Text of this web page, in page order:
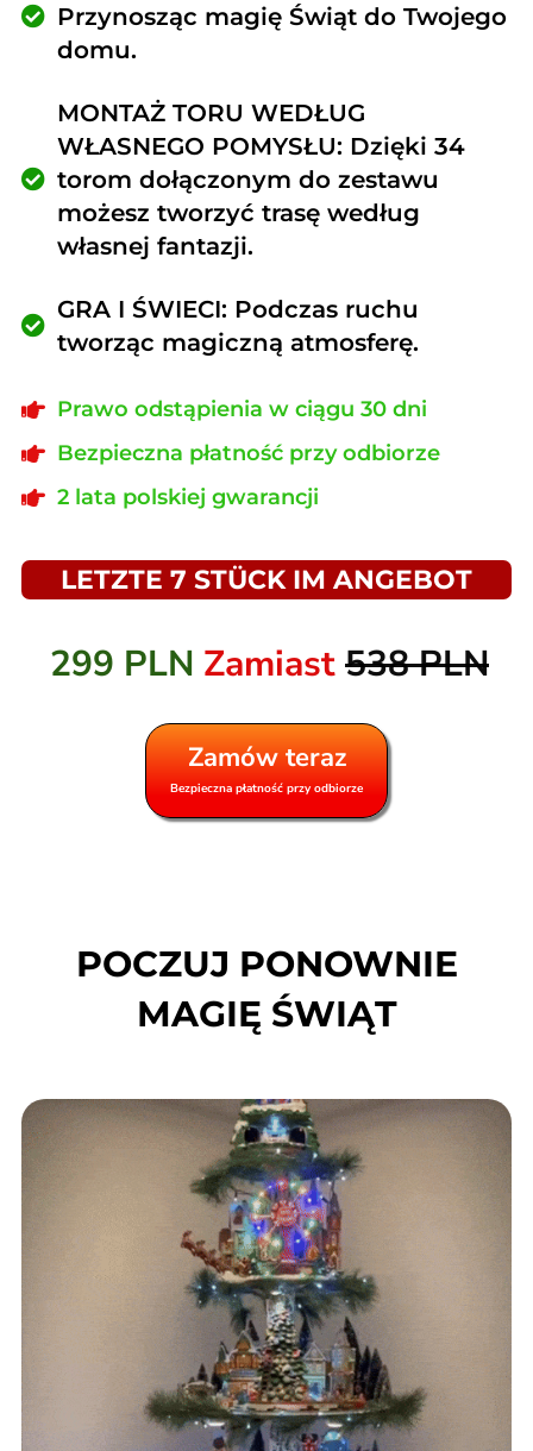
Przynosząc magię Świąt do Twojego
domu.
MONTAŻ TORU WEDŁUG
WŁASNEGO POMYSŁU: Dzięki 34
torom dołączonym do zestawu
możesz tworzyć trasę według
własnej fantazji.
GRA I ŚWIECI: Podczas ruchu
tworząc magiczną atmosferę.
Prawo odstąpienia w ciągu 30 dni
Bezpieczna płatność przy odbiorze
2 lata polskiej gwarancji
LETZTE 7 STÜCK IM ANGEBOT
299 PLN Zamiast538 PLN
Zamów teraz
Bezpieczna płatność przy odbiorze
POCZUJ PONOWNIE
MAGIĘ ŚWIĄT